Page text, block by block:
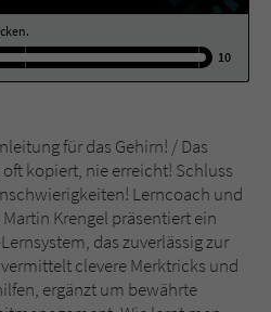
10
für das Gehirn! / Das
kopiert, nie erreicht! Schluss
Lerncoach und
Krengel präsentiert ein
das zuverlässig zur
clevere Merktricks und
ergänzt um bewährte
einzelner Buchtitel